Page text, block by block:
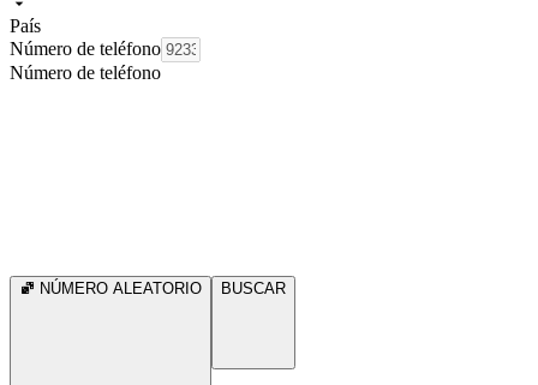
País
Número de teléfono
Número de teléfono
NÚMERO ALEATORIO BUSCAR